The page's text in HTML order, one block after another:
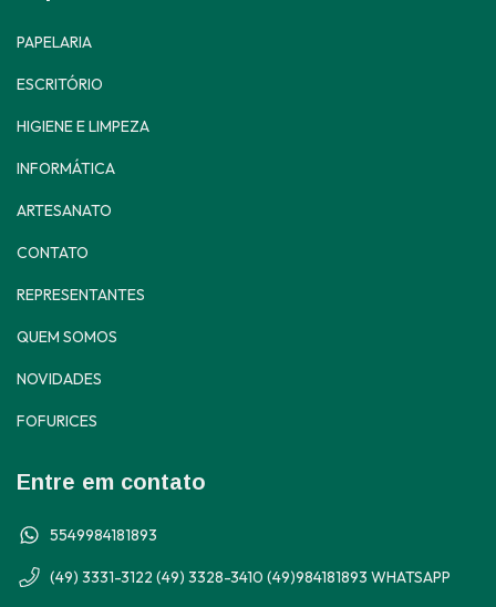
PAPELARIA
ESCRITÓRIO
HIGIENE E LIMPEZA
INFORMÁTICA
ARTESANATO
CONTATO
REPRESENTANTES
QUEM SOMOS
NOVIDADES
FOFURICES
Entre em contato
5549984181893
(49) 3331-3122 (49) 3328-3410 (49)984181893 WHATSAPP